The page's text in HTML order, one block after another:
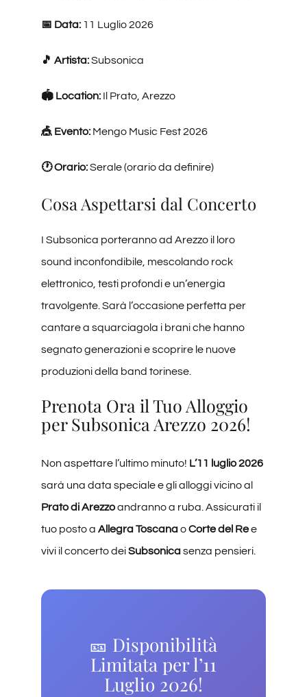
📅 Data: 11 Luglio 2026
🎵 Artista:Subsonica
🏟️ Location:Il Prato, Arezzo
🎪 Evento:Mengo Music Fest 2026
🕐 Orario:Serale (orario da definire)
Cosa Aspettarsi dal Concerto
I Subsonica porteranno ad Arezzo il loro
sound inconfondibile, mescolando rock
elettronico, testi profondi e un’energia
travolgente. Sarà l’occasione perfetta per
cantare a squarciagola i brani che hanno
segnato generazioni e scoprire le nuove
produzioni della band torinese.
Prenota Ora il Tuo Alloggio
per Subsonica Arezzo 2026!
Non aspettare l’ultimo minuto! L’11 luglio 2026
sarà una data speciale e gli alloggi vicino al
Prato di Arezzoandranno a ruba. Assicurati il
tuo posto a Allegra ToscanaoCorte del Ree
vivi il concerto deiSubsonicasenza pensieri.
🎫 Disponibilità
Limitata per l’11
Luglio 2026!